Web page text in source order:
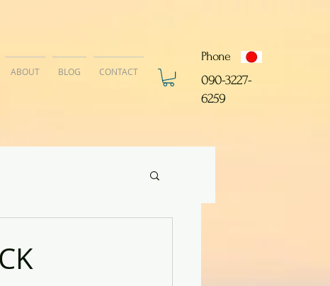
​090-3227-
6259
Phone
ABOUT BLOG CONTACT